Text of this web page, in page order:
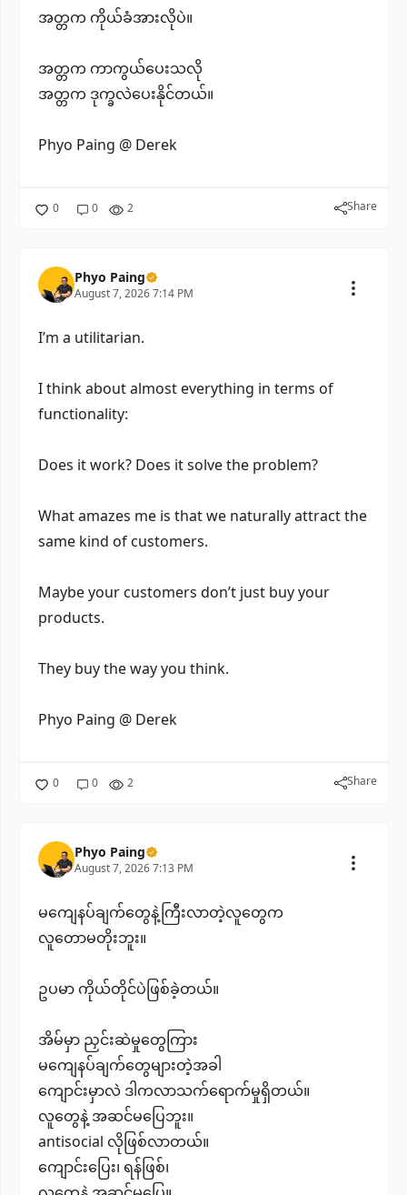
အတ္တက ကိုယ်ခံအားလိုပဲ။
အတ္တက ကာကွယ်ပေးသလို
အတ္တက ဒုက္ခလဲပေးနိုင်တယ်။
Phyo Paing @ Derek
0 0 2 Share
Phyo Paing
August 7, 2026 7:14 PM
I’m a utilitarian.
I think about almost everything in terms of
functionality:
Does it work? Does it solve the problem?
What amazes me is that we naturally attract the
same kind of customers.
Maybe your customers don’t just buy your
products.
They buy the way you think.
Phyo Paing @ Derek
0 0 2 Share
Phyo Paing
August 7, 2026 7:13 PM
မကျေနပ်ချက်တွေနဲ့ကြီးလာတဲ့လူတွေက
လူတောမတိုးဘူး။
ဥပမာ ကိုယ်တိုင်ပဲဖြစ်ခဲ့တယ်။
အိမ်မှာ ညှင်းဆဲမှုတွေကြား
မကျေနပ်ချက်တွေများတဲ့အခါ
ကျောင်းမှာလဲ ဒါကလာသက်ရောက်မှုရှိတယ်။
လူတွေနဲ့ အဆင်မပြေဘူး။
antisocial လိုဖြစ်လာတယ်။
ကျောင်းပြေး၊ ရန်ဖြစ်၊